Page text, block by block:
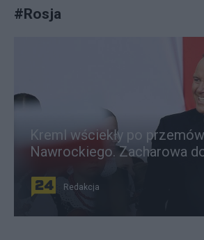
#Rosja
Kreml wściekły po
Nawrockiego. Zacharowa
Redakcja